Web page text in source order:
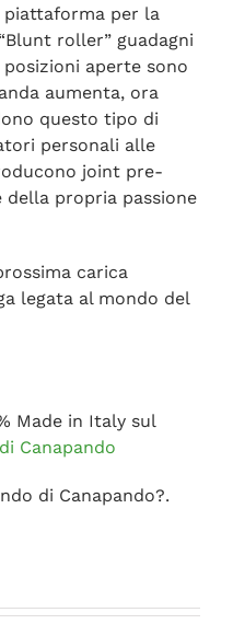
per la
roller” guadagni
posizioni aperte sono
aumenta, ora
questo tipo di
personali alle
joint pre-
propria passione
carica
legata al mondo del
Made in Italy sul
Canapando
di Canapando?.